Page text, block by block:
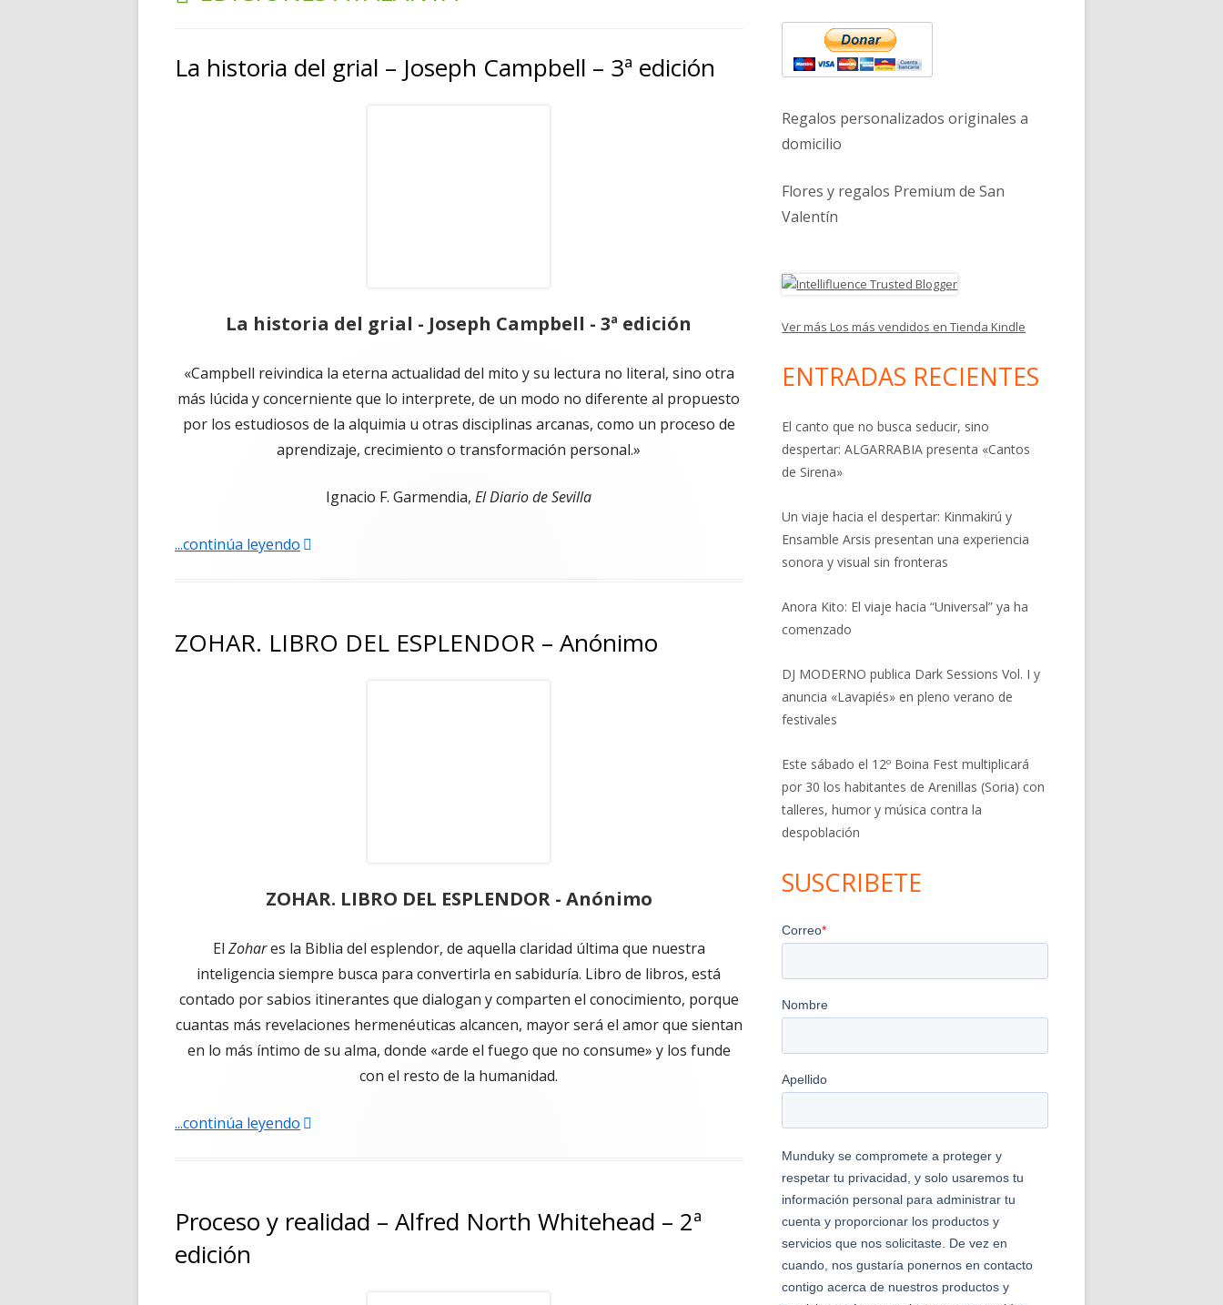
POESÍA
La historia del grial – Joseph Campbell – 3ª edición
La historia del grial - Joseph Campbell - 3ª edición
«Campbell reivindica la eterna actualidad del mito y su lectura no literal, sino otra
más lúcida y concerniente que lo interprete, de un modo no diferente al propuesto
por los estudiosos de la alquimia u otras disciplinas arcanas, como un proceso de
aprendizaje, crecimiento o transformación personal.»
Ignacio F. Garmendia,El Diario de Sevilla
...continúa leyendo "La historia del grial – Joseph Campbell – 3ª edición"
ZOHAR. LIBRO DEL ESPLENDOR – Anónimo
ZOHAR. LIBRO DEL ESPLENDOR - Anónimo
El Zohares la Biblia del esplendor, de aquella claridad última que nuestra
inteligencia siempre busca para convertirla en sabiduría. Libro de libros, está
contado por sabios itinerantes que dialogan y comparten el conocimiento, porque
cuantas más revelaciones hermenéuticas alcancen, mayor será el amor que sientan
en lo más íntimo de su alma, donde «arde el fuego que no consume» y los funde
con el resto de la humanidad.
...continúa leyendo "ZOHAR. LIBRO DEL ESPLENDOR – Anónimo"
Proceso y realidad – Alfred North Whitehead – 2ª
edición
lateral
principal
Regalos personalizados originales a
domicilio
Flores y regalos Premium de San
Valentín
Ver más Los más vendidos en Tienda Kindle
ENTRADAS RECIENTES
El canto que no busca seducir, sino
despertar: ALGARRABIA presenta «Cantos
de Sirena»
Un viaje hacia el despertar: Kinmakirú y
Ensamble Arsis presentan una experiencia
sonora y visual sin fronteras
Anora Kito: El viaje hacia “Universal” ya ha
comenzado
DJ MODERNO publica Dark Sessions Vol. I y
anuncia «Lavapiés» en pleno verano de
festivales
Este sábado el 12º Boina Fest multiplicará
por 30 los habitantes de Arenillas (Soria) con
talleres, humor y música contra la
despoblación
SUSCRIBETE